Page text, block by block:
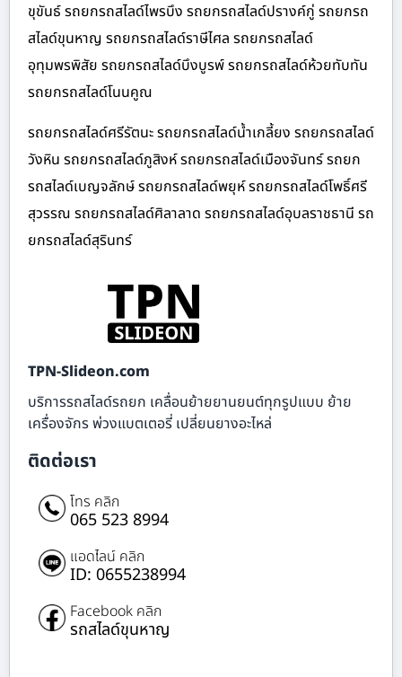
ขุขันธ์ รถยกรถสไลด์ไพรบึง รถยกรถสไลด์ปรางค์กู่ รถยกรถ
สไลด์ขุนหาญ รถยกรถสไลด์ราษีไศล รถยกรถสไลด์
อุทุมพรพิสัย รถยกรถสไลด์บึงบูรพ์ รถยกรถสไลด์ห้วยทับทัน
รถยกรถสไลด์โนนคูณ
รถยกรถสไลด์ศรีรัตนะ รถยกรถสไลด์น้ำเกลี้ยง รถยกรถสไลด์
วังหิน รถยกรถสไลด์ภูสิงห์ รถยกรถสไลด์เมืองจันทร์ รถยก
รถสไลด์เบญจลักษ์ รถยกรถสไลด์พยุห์ รถยกรถสไลด์โพธิ์ศรี
สุวรรณ รถยกรถสไลด์ศิลาลาด รถยกรถสไลด์อุบลราชธานี รถ
ยกรถสไลด์สุรินทร์
TPN-Slideon.com
บริการรถสไลด์รถยก เคลื่อนย้ายยานยนต์ทุกรูปแบบ ย้าย
เครื่องจักร พ่วงแบตเตอรี่ เปลี่ยนยางอะไหล่
ติดต่อเรา
โทร คลิก
065 523 8994
แอดไลน์ คลิก
ID: 0655238994
Facebook คลิก
รถสไลด์ขุนหาญ